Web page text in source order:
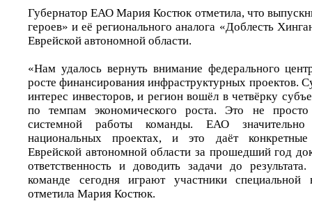
Губернатор ЕАО Мария Костюк отметила, что
героев» и её регионального аналога «Доблесть
Еврейской автономной области.
«Нам удалось вернуть внимание федерального
росте финансирования инфраструктурных проектов.
интерес инвесторов, и регион вошёл в четвёрку
по темпам экономического роста. Это не
системной работы команды. ЕАО
национальных проектах, и это даёт конкретные
Еврейской автономной области за прошедший год
ответственность и доводить задачи до
команде сегодня играют участники
отметила Мария Костюк.